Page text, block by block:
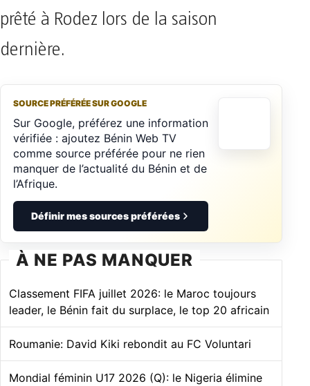
prêté à Rodez lors de la saison
dernière.
SOURCE PRÉFÉRÉE SUR GOOGLE
Sur Google, préférez une information
vérifiée : ajoutez Bénin Web TV
comme source préférée pour ne rien
manquer de l’actualité du Bénin et de
l’Afrique.
Définir mes sources préférées
À NE PAS MANQUER
Classement FIFA juillet 2026: le Maroc toujours
leader, le Bénin fait du surplace, le top 20 africain
Roumanie: David Kiki rebondit au FC Voluntari
Mondial féminin U17 2026 (Q): le Nigeria élimine